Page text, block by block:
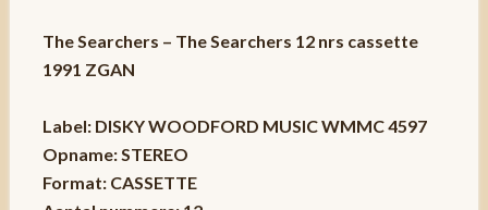
The Searchers – The Searchers 12 nrs cassette
1991 ZGAN
Label: DISKY WOODFORD MUSIC WMMC 4597
Opname: STEREO
Format: CASSETTE